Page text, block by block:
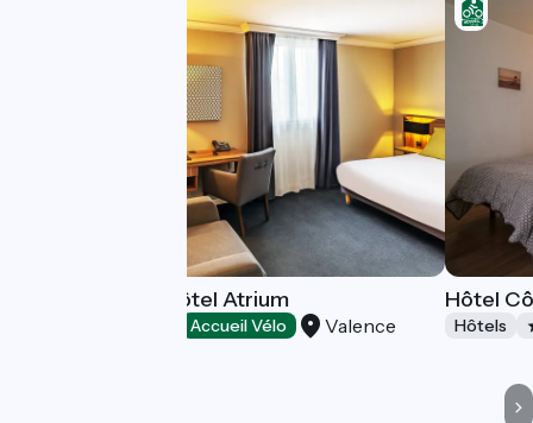
Best Western Hôtel Atrium
Accueil Vélo Valence
Hôtel
Hôtels